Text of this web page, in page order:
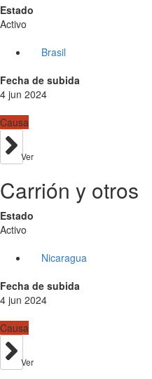
Estado
Activo
Brasil
Fecha de subida
4 jun 2024
Causa
Ver
Carrión y otros
Estado
Activo
Nicaragua
Fecha de subida
4 jun 2024
Causa
Ver